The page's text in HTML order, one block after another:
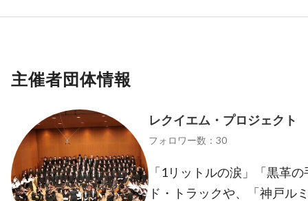
主催者団体情報
レクイエム・プロジェクト
フォロワー数：30
「1リットルの涙」「黒革
ド・トラックや、「神戸ル